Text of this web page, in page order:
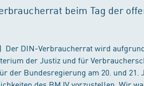
beim Tag der
Der DIN-Verbraucherrat wird
der Justiz und für
der Bundesregierung am 20. und